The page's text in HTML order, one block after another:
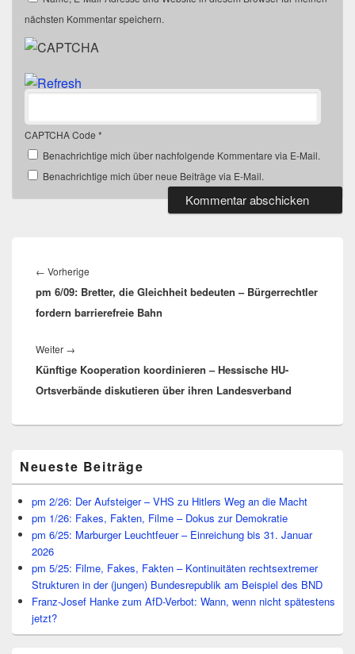
nächsten Kommentar speichern.
CAPTCHA Code *
Benachrichtige mich über nachfolgende Kommentare via E-Mail.
Benachrichtige mich über neue Beiträge via E-Mail.
← Vorherige
Beitrag:
pm 6/09: Bretter, die Gleichheit bedeuten – Bürgerrechtler
fordern barrierefreie Bahn
Weiter →
Beitrag:
Künftige Kooperation koordinieren – Hessische HU-
Ortsverbände diskutieren über ihren Landesverband
Seitenleisten
Widget-
Bereich
Neueste Beiträge
pm 2/26: Der Aufsteiger – VHS zu Hitlers Weg an die Macht
pm 1/26: Fakes, Fakten, Filme – Dokus zur Demokratie
pm 6/25: Marburger Leuchtfeuer – Einreichung bis 31. Januar
2026
pm 5/25: Filme, Fakes, Fakten – Kontinuitäten rechtsextremer
Strukturen in der (jungen) Bundesrepublik am Beispiel des BND
Franz-Josef Hanke zum AfD-Verbot: Wann, wenn nicht spätestens
jetzt?